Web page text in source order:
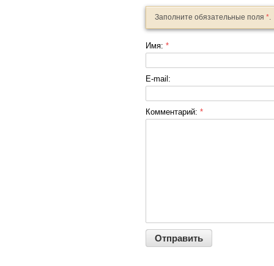
Заполните обязательные поля *.
Имя: *
E-mail:
Комментарий: *